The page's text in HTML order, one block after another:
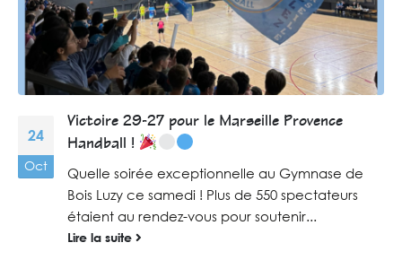
24
Oct
Victoire 29-27 pour le Marseille Provence
Handball !
Quelle soirée exceptionnelle au Gymnase de
Bois Luzy ce samedi ! Plus de 550 spectateurs
étaient au rendez-vous pour soutenir...
Lire la suite